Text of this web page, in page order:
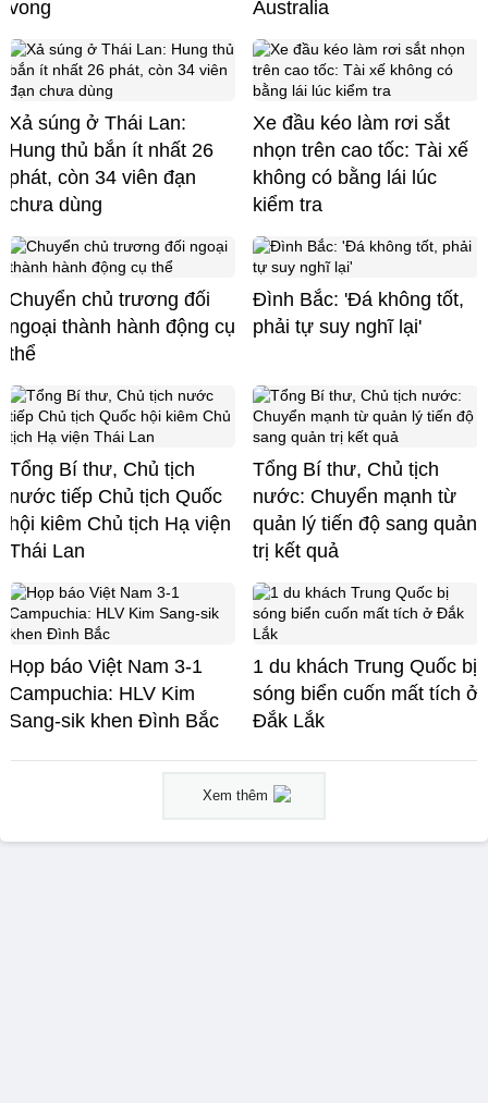
vong Australia
Xả súng ở Thái Lan:
Hung thủ bắn ít nhất 26
phát, còn 34 viên đạn
chưa dùng
Xe đầu kéo làm rơi sắt
nhọn trên cao tốc: Tài xế
không có bằng lái lúc
kiểm tra
Chuyển chủ trương đối
ngoại thành hành động cụ
thể
Đình Bắc: 'Đá không tốt,
phải tự suy nghĩ lại'
Tổng Bí thư, Chủ tịch
nước tiếp Chủ tịch Quốc
hội kiêm Chủ tịch Hạ viện
Thái Lan
Tổng Bí thư, Chủ tịch
nước: Chuyển mạnh từ
quản lý tiến độ sang quản
trị kết quả
Họp báo Việt Nam 3-1
Campuchia: HLV Kim
Sang-sik khen Đình Bắc
1 du khách Trung Quốc bị
sóng biển cuốn mất tích ở
Đắk Lắk
Xem thêm